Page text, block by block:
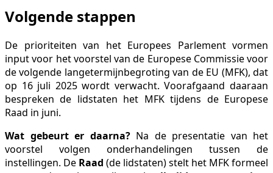
Volgende stappen
De prioriteiten van het Europees Parlement vormen
input voor het voorstel van de Europese Commissie voor
de volgende langetermijnbegroting van de EU (MFK), dat
op 16 juli 2025 wordt verwacht. Voorafgaand daaraan
bespreken de lidstaten het MFK tijdens de Europese
Raad in juni.
Wat gebeurt er daarna? Na de presentatie van het
voorstel volgen onderhandelingen tussen de
instellingen. De Raad (de lidstaten) stelt het MFK formeel